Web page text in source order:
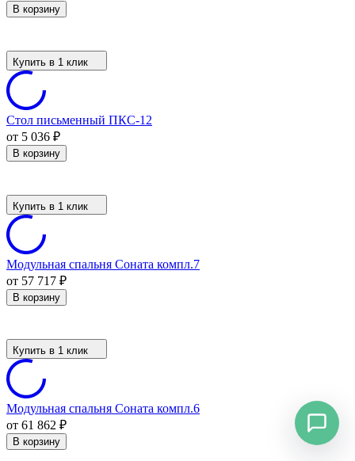
В корзину
Купить в 1 клик
Стол письменный ПКС-12
от 5 036 ₽
В корзину
Купить в 1 клик
Модульная спальня Соната компл.7
от 57 717 ₽
В корзину
Купить в 1 клик
Модульная спальня Соната компл.6
от 61 862 ₽
В корзину